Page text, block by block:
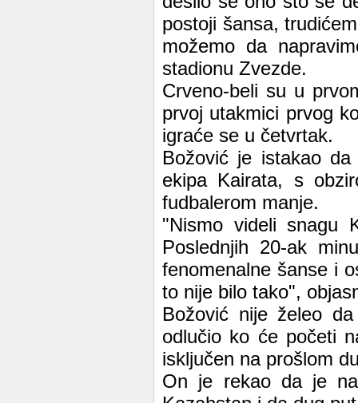
postoji šansa,
možemo da
stadionu Zvezde.
Crveno-beli su u
prvoj utakmici prvog
igraće se u četvrtak.
Božović je istakao
ekipa Kairata, s
fudbalerom manje.
"Nismo videli snagu
Poslednjih 20-ak
fenomenalne šanse i
to nije bilo tako",
Božović nije želeo
odlučio ko će početi
isključen na prošlom
On je rekao da je